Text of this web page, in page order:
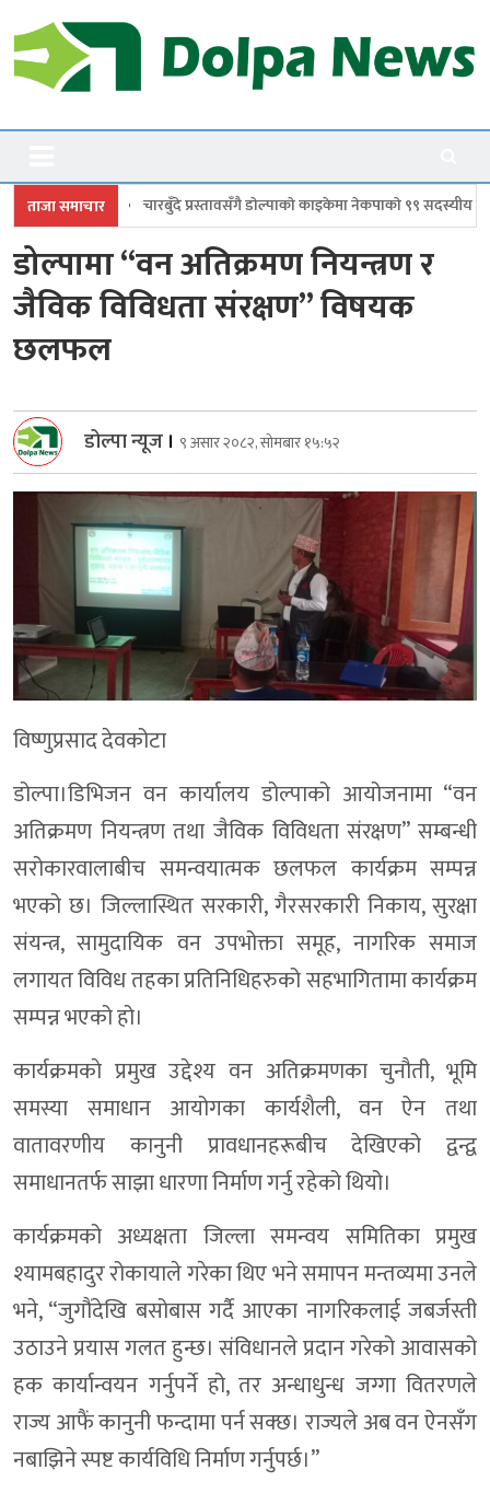
to
content
Dolpanews
ताजा समाचार
डाेल्पाकाे काइकेमा नेकपाकाे ९९ सदस्यीय गाउँ समिति गठन डोल्पामा
डोल्पामा “वन अतिक्रमण नियन्त्रण र
जैविक विविधता संरक्षण” विषयक
छलफल
डोल्पा न्यूज । ९ असार २०८२, सोमबार १५:५२
विष्णुप्रसाद देवकोटा
डोल्पा।डिभिजन वन कार्यालय डोल्पाको आयोजनामा “वन
अतिक्रमण नियन्त्रण तथा जैविक विविधता संरक्षण” सम्बन्धी
सरोकारवालाबीच समन्वयात्मक छलफल कार्यक्रम सम्पन्न
भएको छ। जिल्लास्थित सरकारी, गैरसरकारी निकाय, सुरक्षा
संयन्त्र, सामुदायिक वन उपभोक्ता समूह, नागरिक समाज
लगायत विविध तहका प्रतिनिधिहरुको सहभागितामा कार्यक्रम
सम्पन्न भएको हो।
कार्यक्रमकाे प्रमुख उद्देश्य वन अतिक्रमणका चुनौती, भूमि
समस्या समाधान आयोगका कार्यशैली, वन ऐन तथा
वातावरणीय कानुनी प्रावधानहरूबीच देखिएको द्वन्द्व
समाधानतर्फ साझा धारणा निर्माण गर्नु रहेको थियो।
कार्यक्रमको अध्यक्षता जिल्ला समन्वय समितिका प्रमुख
श्यामबहादुर रोकायाले गरेका थिए भने समापन मन्तव्यमा उनले
भने, “जुगौंदेखि बसोबास गर्दै आएका नागरिकलाई जबर्जस्ती
उठाउने प्रयास गलत हुन्छ। संविधानले प्रदान गरेको आवासको
हक कार्यान्वयन गर्नुपर्ने हो, तर अन्धाधुन्ध जग्गा वितरणले
राज्य आफैं कानुनी फन्दामा पर्न सक्छ। राज्यले अब वन ऐनसँग
नबाझिने स्पष्ट कार्यविधि निर्माण गर्नुपर्छ।”